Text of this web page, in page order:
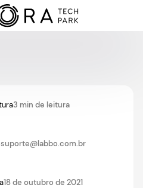
3 min de leitura
suporte@labbo.com.br
18 de outubro de 2021